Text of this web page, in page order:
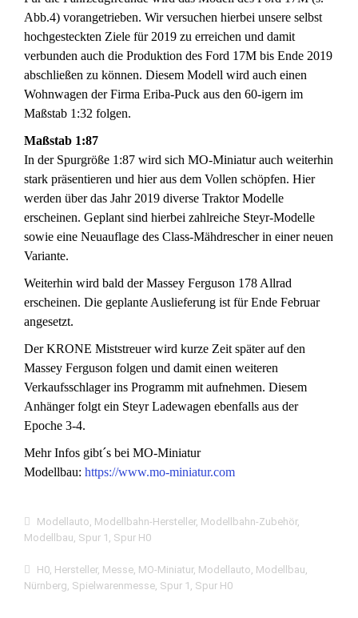
Abb.4) vorangetrieben. Wir versuchen hierbei unsere selbst
hochgesteckten Ziele für 2019 zu erreichen und damit
verbunden auch die Produktion des Ford 17M bis Ende 2019
abschließen zu können. Diesem Modell wird auch einen
Wohnwagen der Firma Eriba-Puck aus den 60-igern im
Maßstab 1:32 folgen.
Maßstab 1:87
In der Spurgröße 1:87 wird sich MO-Miniatur auch weiterhin
stark präsentieren und hier aus dem Vollen schöpfen. Hier
werden über das Jahr 2019 diverse Traktor Modelle
erscheinen. Geplant sind hierbei zahlreiche Steyr-Modelle
sowie eine Neuauflage des Class-Mähdrescher in einer neuen
Variante.
Weiterhin wird bald der Massey Ferguson 178 Allrad
erscheinen. Die geplante Auslieferung ist für Ende Februar
angesetzt.
Der KRONE Miststreuer wird kurze Zeit später auf den
Massey Ferguson folgen und damit einen weiteren
Verkaufsschlager ins Programm mit aufnehmen. Diesem
Anhänger folgt ein Steyr Ladewagen ebenfalls aus der
Epoche 3-4.
Mehr Infos gibt´s bei MO-Miniatur
Modellbau: https://www.mo-miniatur.com
Modellauto, Modellbahn-Hersteller, Modellbahn-Zubehör,
Modellbau, Spur 1 , Spur H0
H0, Hersteller, Messe, MO-Miniatur, Modellauto, Modellbau,
Nürnberg, Spielwarenmesse, Spur 1 , Spur H0